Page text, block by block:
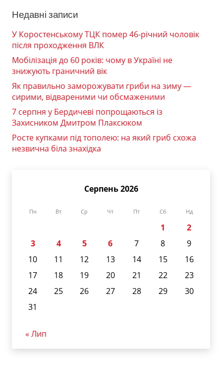
Недавні записи
У Коростенському ТЦК помер 46-річний чоловік
після проходження ВЛК
Мобілізація до 60 років: чому в Україні не
знижують граничний вік
Як правильно заморожувати гриби на зиму —
сирими, відвареними чи обсмаженими
7 серпня у Бердичеві попрощаються із
Захисником Дмитром Плаксюком
Росте купками під тополею: на який гриб схожа
незвична біла знахідка
Серпень 2026
Пн Вт Ср Чт Пт Сб Нд
1
2
3
4 5 6 7 8
9
10
11 12 13 14 15
16
17
18 19 20 21 22
23
24
25 26 27 28 29
30
31
« Лип